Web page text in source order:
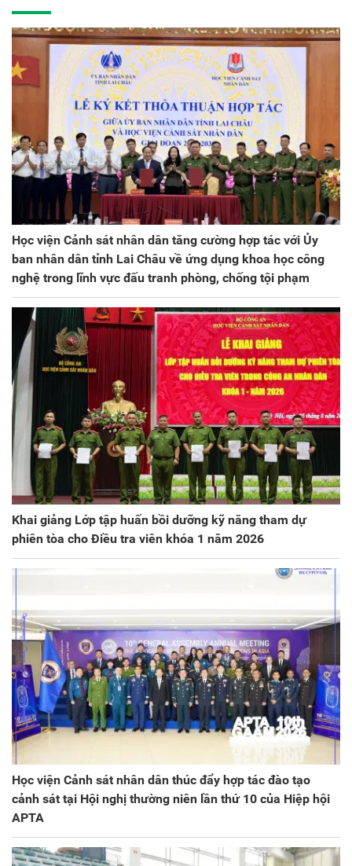
Học viện Cảnh sát nhân dân tăng cường hợp tác với Ủy
ban nhân dân tỉnh Lai Châu về ứng dụng khoa học công
nghệ trong lĩnh vực đấu tranh phòng, chống tội phạm
Khai giảng Lớp tập huấn bồi dưỡng kỹ năng tham dự
phiên tòa cho Điều tra viên khóa 1 năm 2026
Học viện Cảnh sát nhân dân thúc đẩy hợp tác đào tạo
cảnh sát tại Hội nghị thường niên lần thứ 10 của Hiệp hội
APTA